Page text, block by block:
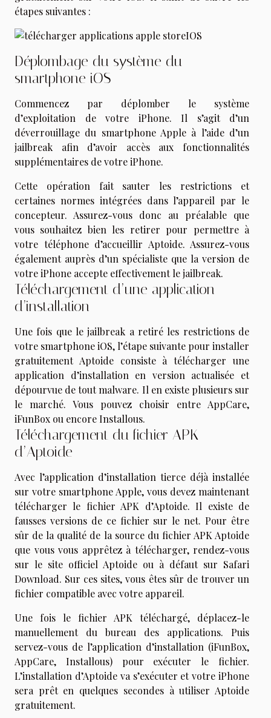
étapes suivantes :
Déplombage du système du
smartphone iOS
Commencez par déplomber le système
d’exploitation de votre iPhone. Il s’agit d’un
déverrouillage du smartphone Apple à l’aide d’un
jailbreak afin d’avoir accès aux fonctionnalités
supplémentaires de votre iPhone.
Cette opération fait sauter les restrictions et
certaines normes intégrées dans l’appareil par le
concepteur. Assurez-vous donc au préalable que
vous souhaitez bien les retirer pour permettre à
votre téléphone d’accueillir Aptoide. Assurez-vous
également auprès d’un spécialiste que la version de
votre iPhone accepte effectivement le jailbreak.
Téléchargement d’une application
d’installation
Une fois que le jailbreak a retiré les restrictions de
votre smartphone iOS, l’étape suivante pour installer
gratuitement Aptoide consiste à télécharger une
application d’installation en version actualisée et
dépourvue de tout malware. Il en existe plusieurs sur
le marché. Vous pouvez choisir entre AppCare,
iFunBox ou encore Installous.
Téléchargement du fichier APK
d’Aptoide
Avec l’application d’installation tierce déjà installée
sur votre smartphone Apple, vous devez maintenant
télécharger le fichier APK d’Aptoide. Il existe de
fausses versions de ce fichier sur le net. Pour être
sûr de la qualité de la source du fichier APK Aptoide
que vous vous apprêtez à télécharger, rendez-vous
sur le site officiel Aptoide ou à défaut sur Safari
Download. Sur ces sites, vous êtes sûr de trouver un
fichier compatible avec votre appareil.
Une fois le fichier APK téléchargé, déplacez-le
manuellement du bureau des applications. Puis
servez-vous de l’application d’installation (iFunBox,
AppCare, Installous) pour exécuter le fichier.
L’installation d’Aptoide va s’exécuter et votre iPhone
sera prêt en quelques secondes à utiliser Aptoide
gratuitement.